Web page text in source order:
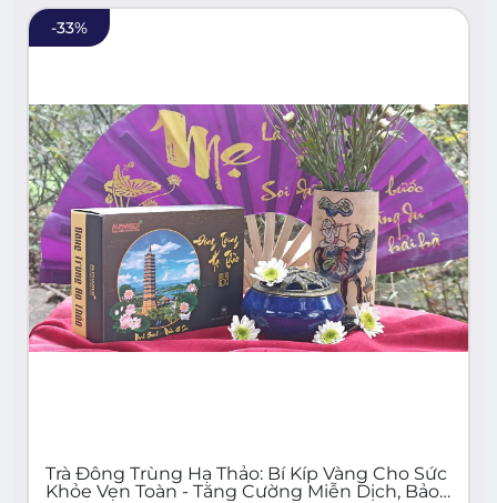
-33%
Trà Đông Trùng Hạ Thảo: Bí Kíp Vàng Cho Sức
Khỏe Vẹn Toàn - Tăng Cường Miễn Dịch, Bảo